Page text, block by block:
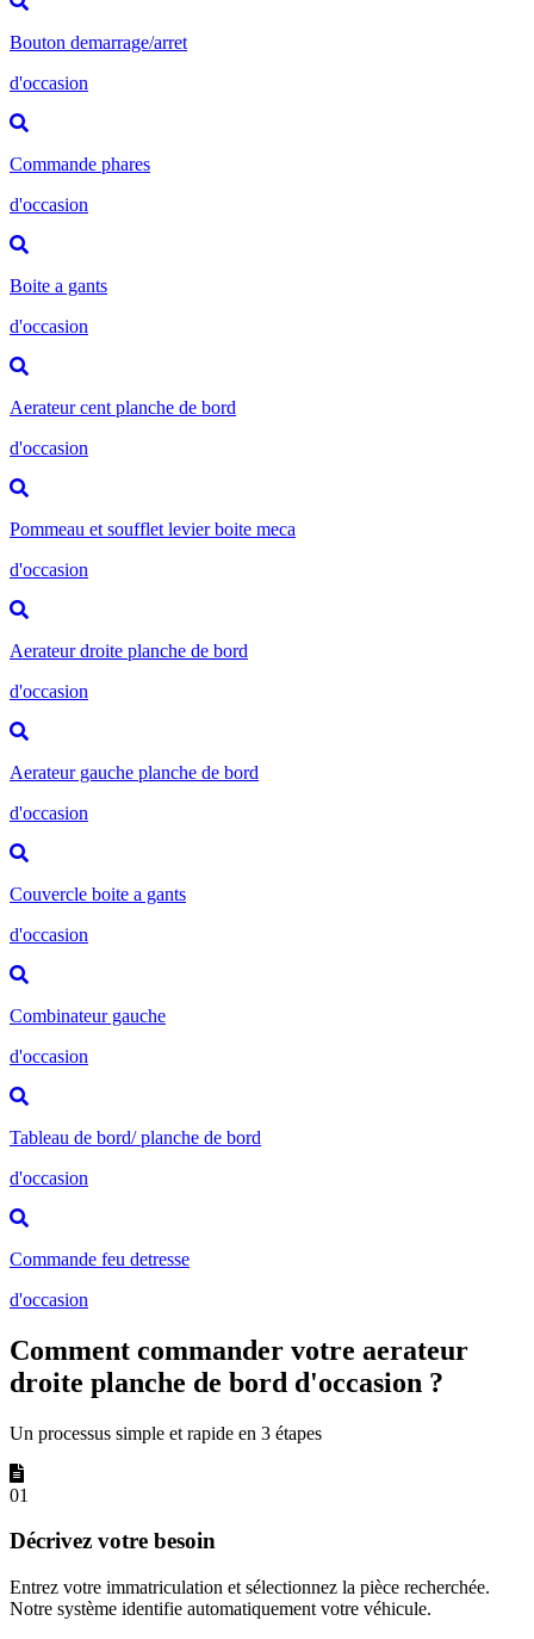
Bouton demarrage/arret
d'occasion
Commande phares
d'occasion
Boite a gants
d'occasion
Aerateur cent planche de bord
d'occasion
Pommeau et soufflet levier boite meca
d'occasion
Aerateur droite planche de bord
d'occasion
Aerateur gauche planche de bord
d'occasion
Couvercle boite a gants
d'occasion
Combinateur gauche
d'occasion
Tableau de bord/ planche de bord
d'occasion
Commande feu detresse
d'occasion
Comment commander votre aerateur
droite planche de bord d'occasion ?
Un processus simple et rapide en 3 étapes
01
Décrivez votre besoin
Entrez votre immatriculation et sélectionnez la pièce recherchée.
Notre système identifie automatiquement votre véhicule.